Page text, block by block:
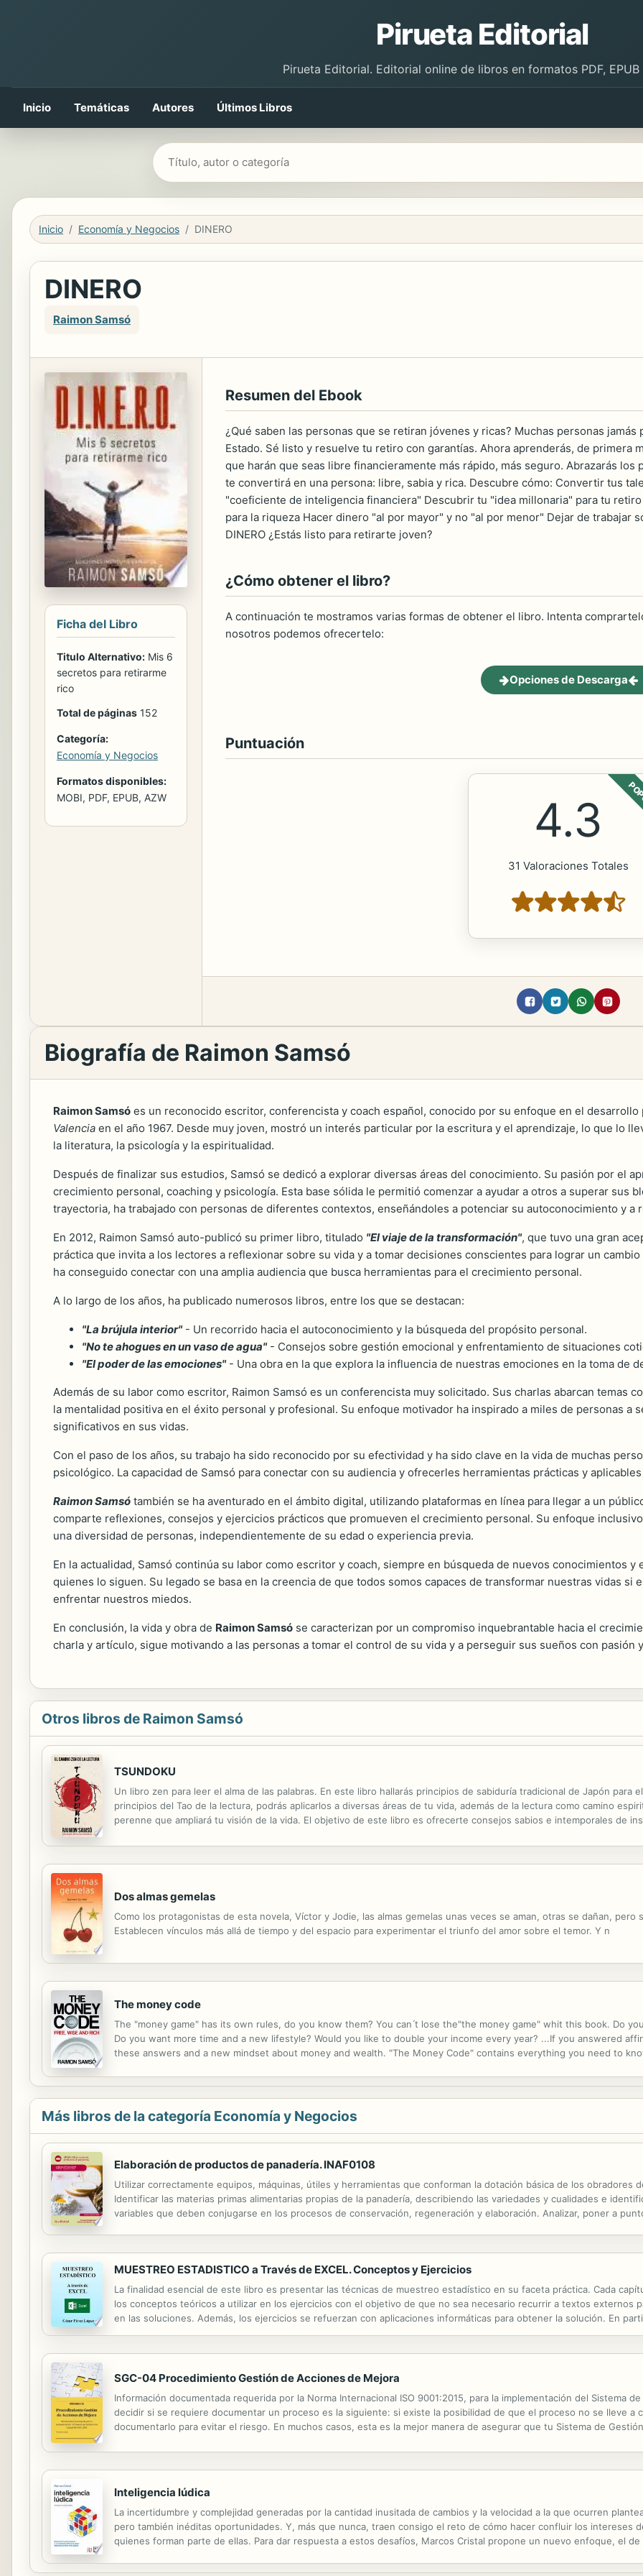
Pirueta Editorial
Pirueta Editorial. Editorial online de libros en formatos PDF, EPUB
Inicio Temáticas Autores Últimos Libros
Buscar libros
Inicio Economía y Negocios DINERO
DINERO
Raimon Samsó
Ficha del Libro
Titulo Alternativo: Mis 6
secretos para retirarme
rico
Total de páginas 152
Categoría:
Economía y Negocios
Formatos disponibles:
MOBI, PDF, EPUB, AZW
Resumen del Ebook
¿Qué saben las personas que se retiran jóvenes y ricas? Muchas personas
Estado. Sé listo y resuelve tu retiro con garantías. Ahora aprenderás, de primera
que harán que seas libre financieramente más rápido, más seguro. Abrazarás
te convertirá en una persona: libre, sabia y rica. Descubre cómo: Convertir tus
"coeficiente de inteligencia financiera" Descubrir tu "idea millonaria" para tu
para la riqueza Hacer dinero "al por mayor" y no "al por menor" Dejar de trabajar
DINERO ¿Estás listo para retirarte joven?
¿Cómo obtener el libro?
A continuación te mostramos varias formas de obtener el libro. Intenta
nosotros podemos ofrecertelo:
Opciones de Descarga
Puntuación
4.3
31 Valoraciones Totales
Biografía de Raimon Samsó
Raimon Samsó es un reconocido escritor, conferencista y coach español, conocido por su enfoque en el
Valencia en el año 1967. Desde muy joven, mostró un interés particular por la escritura y el aprendizaje, lo que lo
la literatura, la psicología y la espiritualidad.
Después de finalizar sus estudios, Samsó se dedicó a explorar diversas áreas del conocimiento. Su pasión por el
crecimiento personal, coaching y psicología. Esta base sólida le permitió comenzar a ayudar a otros a superar sus
trayectoria, ha trabajado con personas de diferentes contextos, enseñándoles a potenciar su autoconocimiento y a
En 2012, Raimon Samsó auto-publicó su primer libro, titulado "El viaje de la transformación", que tuvo una gran
práctica que invita a los lectores a reflexionar sobre su vida y a tomar decisiones conscientes para lograr un
ha conseguido conectar con una amplia audiencia que busca herramientas para el crecimiento personal.
A lo largo de los años, ha publicado numerosos libros, entre los que se destacan:
"La brújula interior"- Un recorrido hacia el autoconocimiento y la búsqueda del propósito personal.
"No te ahogues en un vaso de agua"- Consejos sobre gestión emocional y enfrentamiento de situaciones
"El poder de las emociones"- Una obra en la que explora la influencia de nuestras emociones en la toma de
Además de su labor como escritor, Raimon Samsó es un conferencista muy solicitado. Sus charlas abarcan temas
la mentalidad positiva en el éxito personal y profesional. Su enfoque motivador ha inspirado a miles de personas a
significativos en sus vidas.
Con el paso de los años, su trabajo ha sido reconocido por su efectividad y ha sido clave en la vida de muchas
psicológico. La capacidad de Samsó para conectar con su audiencia y ofrecerles herramientas prácticas y
Raimon Samsó también se ha aventurado en el ámbito digital, utilizando plataformas en línea para llegar a un
comparte reflexiones, consejos y ejercicios prácticos que promueven el crecimiento personal. Su enfoque
una diversidad de personas, independientemente de su edad o experiencia previa.
En la actualidad, Samsó continúa su labor como escritor y coach, siempre en búsqueda de nuevos conocimientos
quienes lo siguen. Su legado se basa en la creencia de que todos somos capaces de transformar nuestras vidas si
enfrentar nuestros miedos.
En conclusión, la vida y obra de Raimon Samsó se caracterizan por un compromiso inquebrantable hacia el
charla y artículo, sigue motivando a las personas a tomar el control de su vida y a perseguir sus sueños con pasión
Otros libros de Raimon Samsó
TSUNDOKU
Un libro zen para leer el alma de las palabras. En este libro hallarás principios de sabiduría tradicional de Japón para
principios del Tao de la lectura, podrás aplicarlos a diversas áreas de tu vida, además de la lectura como camino
perenne que ampliará tu visión de la vida. El objetivo de este libro es ofrecerte consejos sabios e intemporales de
Dos almas gemelas
Como los protagonistas de esta novela, Víctor y Jodie, las almas gemelas unas veces se aman, otras se dañan, pero
Establecen vínculos más allá de tiempo y del espacio para experimentar el triunfo del amor sobre el temor. Y n
The money code
The "money game" has its own rules, do you know them? You can ́t lose the"the money game" whit this book. Do
Do you want more time and a new lifestyle? Would you like to double your income every year? ...If you answered
these answers and a new mindset about money and wealth. "The Money Code" contains everything you need to
Más libros de la categoría Economía y Negocios
Elaboración de productos de panadería. INAF0108
Utilizar correctamente equipos, máquinas, útiles y herramientas que conforman la dotación básica de los obradores
Identificar las materias primas alimentarias propias de la panadería, describiendo las variedades y cualidades e
variables que deben conjugarse en los procesos de conservación, regeneración y elaboración. Analizar, poner a
MUESTREO ESTADISTICO a Través de EXCEL. Conceptos y Ejercicios
La finalidad esencial de este libro es presentar las técnicas de muestreo estadístico en su faceta práctica. Cada
los conceptos teóricos a utilizar en los ejercicios con el objetivo de que no sea necesario recurrir a textos externos
en las soluciones. Además, los ejercicios se refuerzan con aplicaciones informáticas para obtener la solución. En
al contenido, se comienza exponiendo los conceptos iniciales de la teoría del muestreo, para facilitar ...
SGC-04 Procedimiento Gestión de Acciones de Mejora
Información documentada requerida por la Norma Internacional ISO 9001:2015, para la implementación del Sistema
decidir si se requiere documentar un proceso es la siguiente: si existe la posibilidad de que el proceso no se lleve a
documentarlo para evitar el riesgo. En muchos casos, esta es la mejor manera de asegurar que tu Sistema de
Inteligencia lúdica
La incertidumbre y complejidad generadas por la cantidad inusitada de cambios y la velocidad a la que ocurren
pero también inéditas oportunidades. Y, más que nunca, traen consigo el reto de cómo hacer confluir los intereses
quienes forman parte de ellas. Para dar respuesta a estos desafíos, Marcos Cristal propone un nuevo enfoque, el de